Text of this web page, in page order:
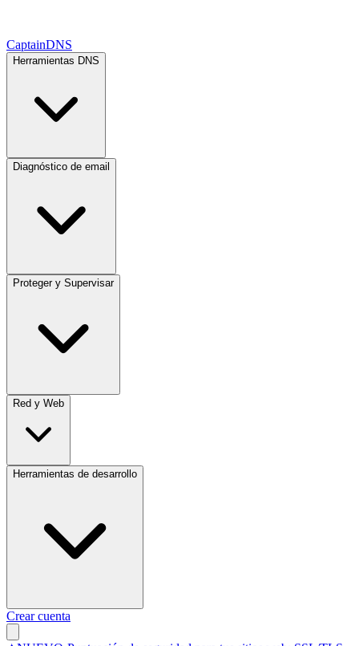
CaptainDNS
Herramientas DNS
Diagnóstico de email
Proteger y Supervisar
Red y Web
Herramientas de desarrollo
Crear cuenta